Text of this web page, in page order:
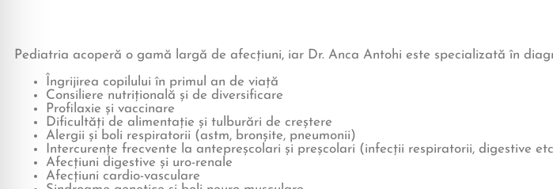
Pediatria acoperă o gamă largă de afecțiuni, iar Dr. Anca Antohi este specializată în
Îngrijirea copilului în primul an de viață
Consiliere nutrițională și de diversificare
Profilaxie și vaccinare
Dificultăți de alimentație și tulburări de creștere
Alergii și boli respiratorii (astm, bronșite, pneumonii)
Intercurențe frecvente la antepreșcolari și preșcolari (infecții respiratorii, digestive
Afecțiuni digestive și uro-renale
Afecțiuni cardio-vasculare